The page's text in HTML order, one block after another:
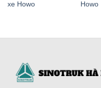
xe Howo
Howo